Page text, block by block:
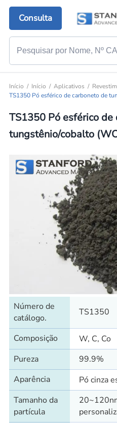
Consulta
Início Início Aplicativos
TS1350 Pó esférico de carboneto de
TS1350 Pó esférico de
tungstênio/cobalto
Número de
catálogo.
TS1350
Composição
W, C, Co
Pureza
99.9%
Aparência
Pó cinza
Tamanho da
partícula